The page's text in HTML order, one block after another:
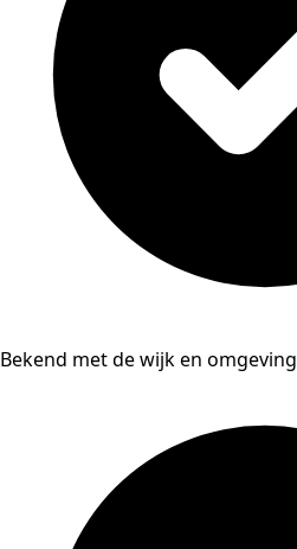
Bekend met de wijk en omgeving